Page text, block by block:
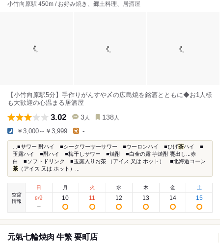
小竹向原駅 450m / お好み焼き、郷土料理、居酒屋
【小竹向原駅5分】手作りがんすや〆の広島焼を銘酒とともに◆お1人様
も大歓迎の心温まる居酒屋
3.02 3 人 138 人
￥3,000～￥3,999 -
...■サワー 酎ハイ ■シークワーサーサワー ■ウーロンハイ ■ひげ茶ハイ ■
玉露ハイ ■酎ハイ ■梅干しサワー ■焼酎 ■白金の露 芋焼酎 甕出し...赤
白 ■ソフトドリンク ■玉露入りお茶 （アイス 又は ホット） ■北海道コーン
茶 （アイス 又は ホット）...
空席
情報
日
8/9
月
10
火
11
水
12
木
13
金
14
土
15
元氣七輪焼肉 牛繁 要町店